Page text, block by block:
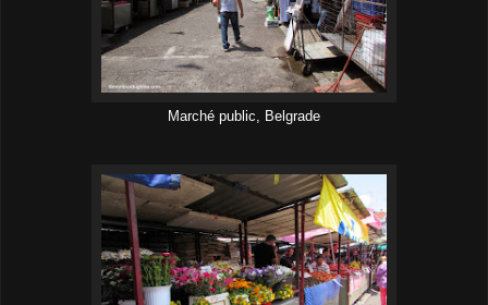
Marché public, Belgrade